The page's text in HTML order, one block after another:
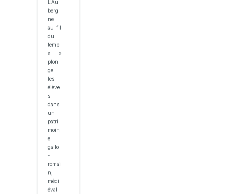
L'Au
berg
ne
au fil
du
temp
s »
plon
ge
les
élève
s
dans
un
patri
moin
e
gallo
-
romai
n,
médi
éval